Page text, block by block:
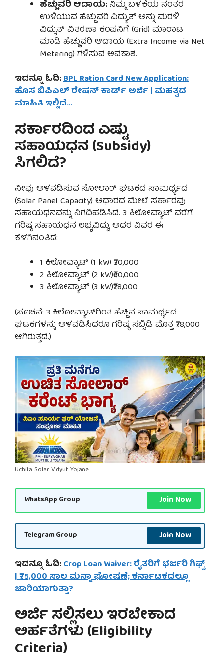
ಹೆಚ್ಚುವರಿ ಆದಾಯ:ನಿಮ್ಮ ಬಳಕೆಯ ನಂತರ
ಉಳಿಯುವ ಹೆಚ್ಚುವರಿ ವಿದ್ಯುತ್ ಅನ್ನು ಮರಳಿ
ವಿದ್ಯುತ್ ವಿತರಣಾ ಕಂಪನಿಗೆ (Grid) ಮಾರಾಟ
ಮಾಡಿ ಹೆಚ್ಚುವರಿ ಆದಾಯ (Extra Income via Net
Metering) ಗಳಿಸುವ ಅವಕಾಶ.
ಇದನ್ನೂ ಓದಿ:BPL Ration Card New Application:
ಹೊಸ ಬಿಪಿಎಲ್ ರೇಷನ್ ಕಾರ್ಡ್ ಅರ್ಜಿ | ಮಹತ್ವದ
ಮಾಹಿತಿ ಇಲ್ಲಿದೆ…
ಸರ್ಕಾರದಿಂದ ಎಷ್ಟು
ಸಹಾಯಧನ (Subsidy)
ಸಿಗಲಿದೆ?
ನೀವು ಅಳವಡಿಸುವ ಸೋಲಾರ್ ಘಟಕದ ಸಾಮರ್ಥ್ಯದ
(Solar Panel Capacity) ಆಧಾರದ ಮೇಲೆ ಸರ್ಕಾರವು
ಸಹಾಯಧನವನ್ನು ನಿಗದಿಪಡಿಸಿದೆ. 3 ಕಿಲೋವ್ಯಾಟ್ ವರೆಗೆ
ಗರಿಷ್ಠ ಸಹಾಯಧನ ಲಭ್ಯವಿದ್ದು, ಅದರ ವಿವರ ಈ
ಕೆಳಗಿನಂತಿದೆ:
1 ಕಿಲೋವ್ಯಾಟ್ (1 kW) ₹30,000
2 ಕಿಲೋವ್ಯಾಟ್ (2 kW)₹60,000
3 ಕಿಲೋವ್ಯಾಟ್ (3 kW)₹78,000
(ಸೂಚನೆ: 3 ಕಿಲೋವ್ಯಾಟ್‌ಗಿಂತ ಹೆಚ್ಚಿನ ಸಾಮರ್ಥ್ಯದ
ಘಟಕಗಳನ್ನು ಅಳವಡಿಸಿದರೂ ಗರಿಷ್ಠ ಸಬ್ಸಿಡಿ ಮೊತ್ತ ₹78,000
ಆಗಿರುತ್ತದೆ.)
Uchita Solar Vidyut Yojane
WhatsApp Group Join Now
Telegram Group Join Now
ಇದನ್ನೂ ಓದಿ:Crop Loan Waiver: ರೈತರಿಗೆ ಭರ್ಜರಿ ಗಿಫ್ಟ್
| ₹75,000 ಸಾಲ ಮನ್ನಾ ಘೋಷಣೆ; ಕರ್ನಾಟಕದಲ್ಲೂ
ಜಾರಿಯಾಗುತ್ತಾ?
ಅರ್ಜಿ ಸಲ್ಲಿಸಲು ಇರಬೇಕಾದ
ಅರ್ಹತೆಗಳು (Eligibility
Criteria)